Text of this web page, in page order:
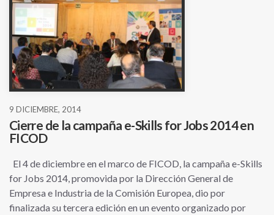
9 DICIEMBRE, 2014
Cierre de la campaña e-Skills for Jobs 2014 en
FICOD
El 4 de diciembre en el marco de FICOD, la campaña e-Skills
for Jobs 2014, promovida por la Dirección General de
Empresa e Industria de la Comisión Europea, dio por
finalizada su tercera edición en un evento organizado por